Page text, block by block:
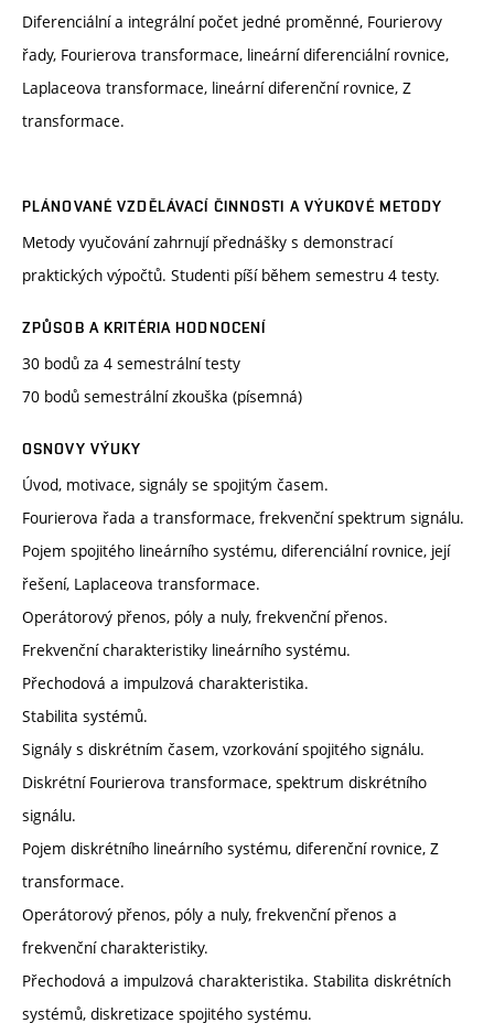
Diferenciální a integrální počet jedné proměnné, Fourierovy
řady, Fourierova transformace, lineární diferenciální rovnice,
Laplaceova transformace, lineární diferenční rovnice, Z
transformace.
PLÁNOVANÉ VZDĚLÁVACÍ ČINNOSTI A VÝUKOVÉ METODY
Metody vyučování zahrnují přednášky s demonstrací
praktických výpočtů. Studenti píší během semestru 4 testy.
ZPŮSOB A KRITÉRIA HODNOCENÍ
30 bodů za 4 semestrální testy
70 bodů semestrální zkouška (písemná)
OSNOVY VÝUKY
Úvod, motivace, signály se spojitým časem.
Fourierova řada a transformace, frekvenční spektrum signálu.
Pojem spojitého lineárního systému, diferenciální rovnice, její
řešení, Laplaceova transformace.
Operátorový přenos, póly a nuly, frekvenční přenos.
Frekvenční charakteristiky lineárního systému.
Přechodová a impulzová charakteristika.
Stabilita systémů.
Signály s diskrétním časem, vzorkování spojitého signálu.
Diskrétní Fourierova transformace, spektrum diskrétního
signálu.
Pojem diskrétního lineárního systému, diferenční rovnice, Z
transformace.
Operátorový přenos, póly a nuly, frekvenční přenos a
frekvenční charakteristiky.
Přechodová a impulzová charakteristika. Stabilita diskrétních
systémů, diskretizace spojitého systému.